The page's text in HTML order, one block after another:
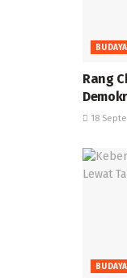
BUDAYA
Rang
18
BUDAYA